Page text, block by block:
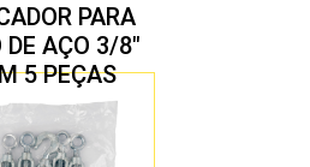
PARA
DE AÇO 3/8″
5 PEÇAS